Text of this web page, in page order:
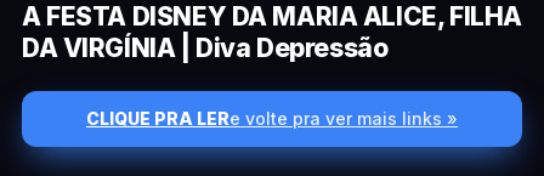
A FESTA DISNEY DA MARIA ALICE, FILHA
DA VIRGÍNIA | Diva Depressão
CLIQUE PRA LERe volte pra ver mais links »